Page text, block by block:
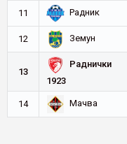
11 Радник
12 Земун
13
Раднички
1923
14 Мачва